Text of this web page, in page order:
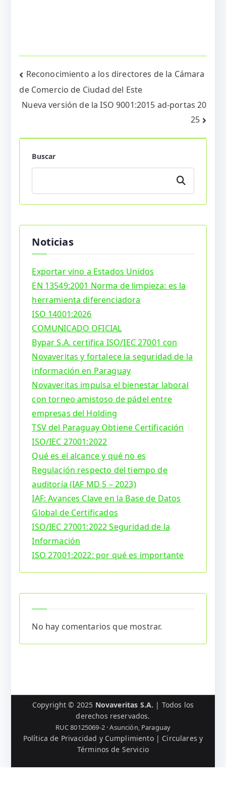
Navegación
de
Reconocimiento a los directores de la Cámara
de Comercio de Ciudad del Este
Nueva versión de la ISO 9001:2015 ad-portas 20
25
Buscar
Buscar
Noticias
Exportar vino a Estados Unidos
EN 13549:2001 Norma de limpieza: es la
herramienta diferenciadora
ISO 14001:2026
COMUNICADO OFICIAL
Bypar S.A. certifica ISO/IEC 27001 con
Novaveritas y fortalece la seguridad de la
información en Paraguay
Novaveritas impulsa el bienestar laboral
con torneo amistoso de pádel entre
empresas del Holding
TSV del Paraguay Obtiene Certificación
ISO/IEC 27001:2022
Qué es el alcance y qué no es
Regulación respecto del tiempo de
auditoría (IAF MD 5 – 2023)
IAF: Avances Clave en la Base de Datos
Global de Certificados
ISO/IEC 27001:2022 Seguridad de la
Información
ISO 27001:2022: por qué es importante
No hay comentarios que mostrar.
Copyright © 2025 Novaveritas S.A. | Todos los
derechos reservados.
RUC 80125069-2 · Asunción, Paraguay
Política de Privacidad y Cumplimiento| Circulares y
Términos de Servicio